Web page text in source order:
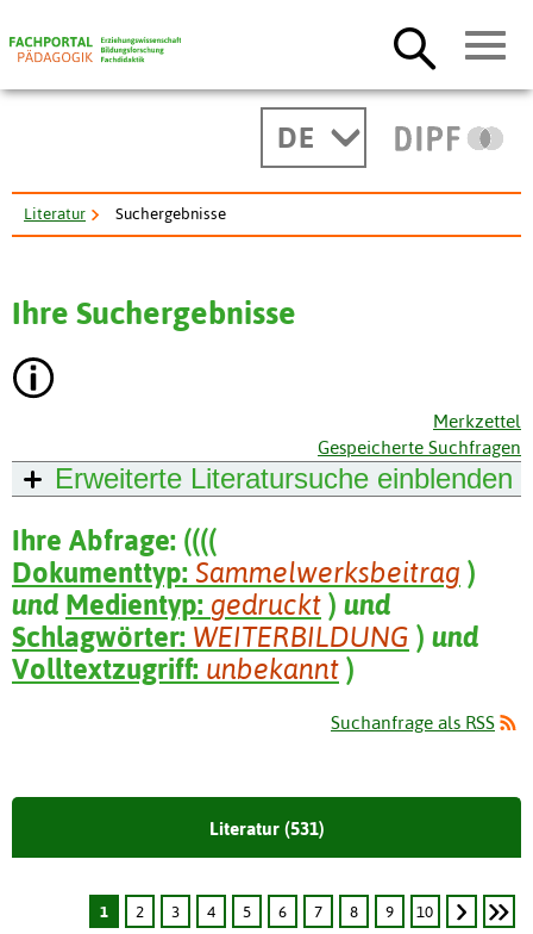
DE
Literatur Suchergebnisse
Ihre Suchergebnisse
Merkzettel
Gespeicherte Suchfragen
Erweiterte Literatursuche einblenden
Ihre Abfrage: ((((
Dokumenttyp: Sammelwerksbeitrag )
und Medientyp: gedruckt ) und
Schlagwörter: WEITERBILDUNG ) und
Volltextzugriff: unbekannt )
Suchanfrage als RSS
Literatur (531)
1 2 3 4 5 6 7 8 9 10